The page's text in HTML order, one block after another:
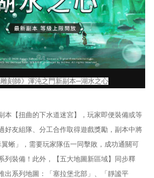
雕刻師》渾沌之門新副本─湖水之心
【扭曲的下水道迷宮】，玩家即便裝備或等
好友組隊、分工合作取得遊戲獎勵，副本中將
翼蜥」，需要玩家隊伍一同擊敗，成功通關可
列裝備！此外，【五大地圖新區域】同步釋
出系列地圖：「塞拉堡北部」、「靜謐平